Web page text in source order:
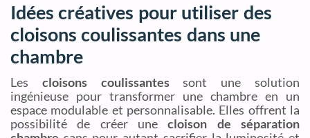
Idées créatives pour utiliser des
cloisons coulissantes dans une
chambre
Les cloisons coulissantessont une solution
ingénieuse pour transformer une chambre en un
espace modulable et personnalisable. Elles offrent la
possibilité de créer unecloison de séparation